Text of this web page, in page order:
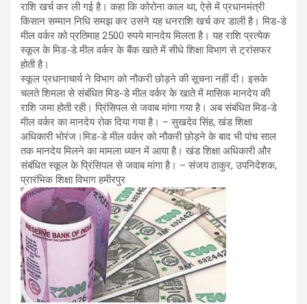
राशि खर्च कर ली गई है। कहा कि कोरोना काल था, ऐसे में प्रधानमंत्री
किसान सम्मान निधि समझ कर उसने यह धनराशि खर्च कर डाली है। मिड-डे
मील वर्कर को प्रतिमाह 2500 रुपये मानदेय मिलता है। यह राशि प्रत्येक
स्कूल के मिड-डे मील वर्कर के बैंक खाते में सीधे शिक्षा विभाग से ट्रांसफर
होती है।
स्कूल प्रधानाचार्य ने विभाग को नौकरी छोड़ने की सूचना नहीं दी। इसके
चलते शिमला से संबंधित मिड-डे मील वर्कर के खाते में मासिक मानदेय की
राशि जमा होती रही। प्रिंसिपल से जवाब मांगा गया है। अब संबंधित मिड-डे
मील वर्कर का मानदेय रोक दिया गया है। – सुखदेव सिंह, खंड शिक्षा
अधिकारी भोरंज।मिड-डे मील वर्कर को नौकरी छोड़ने के बाद भी पांच साल
तक मानदेय मिलने का मामला ध्यान में आया है। खंड शिक्षा अधिकारी और
संबंधित स्कूल के प्रिंसिपल से जवाब मांगा है। – संजय ठाकुर, उपनिदेशक,
प्रारंभिक शिक्षा विभाग हमीरपुर